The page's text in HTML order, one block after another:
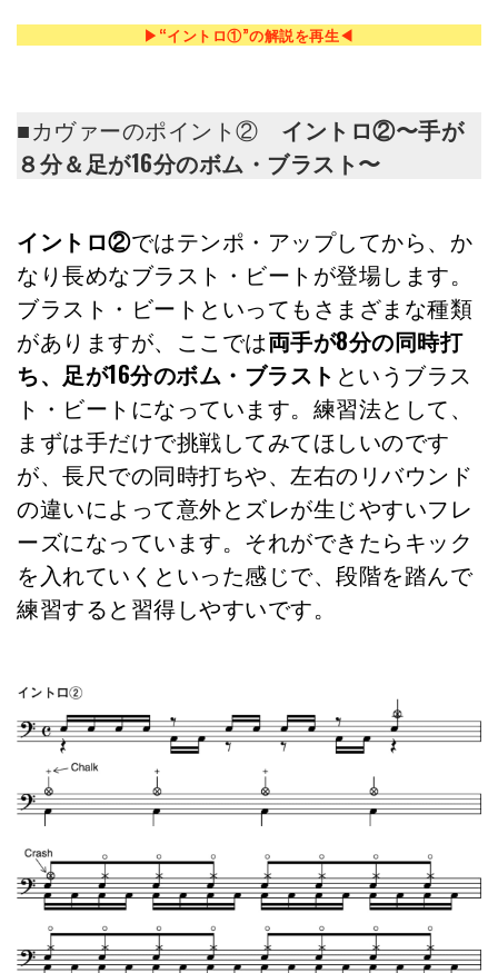
▶︎“イントロ①”の解説を再生◀︎
■カヴァーのポイント② イントロ②〜手が
８分＆足が16分のボム・ブラスト〜
イントロ②ではテンポ・アップしてから、か
なり長めなブラスト・ビートが登場します。
ブラスト・ビートといってもさまざまな種類
がありますが、ここでは両手が8分の同時打
ち、足が16分のボム・ブラスト というブラス
ト・ビートになっています。練習法として、
まずは手だけで挑戦してみてほしいのです
が、長尺での同時打ちや、左右のリバウンド
の違いによって意外とズレが生じやすいフレ
ーズになっています。それができたらキック
を入れていくといった感じで、段階を踏んで
練習すると習得しやすいです。